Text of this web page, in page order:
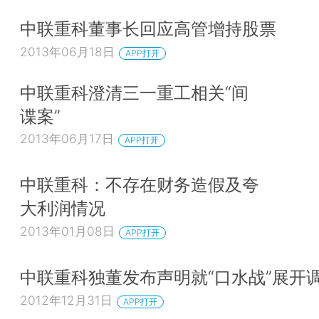
中联重科董事长回应高管增持股票
2013年06月18日 APP打开
中联重科澄清三一重工相关“间
谍案”
2013年06月17日 APP打开
中联重科：不存在财务造假及夸
大利润情况
2013年01月08日 APP打开
中联重科独董发布声明就“口水战”展开
2012年12月31日 APP打开